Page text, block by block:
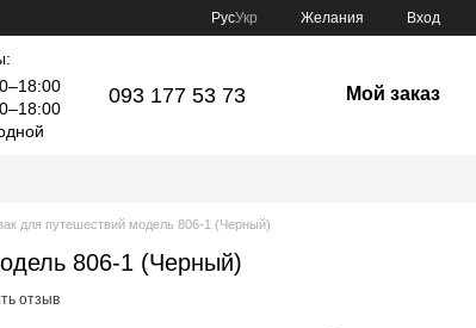
РусУкр Желания Вход
093 177 53 73 Мой заказ
для путешествий модель 806-1 (Черный)
806-1 (Черный)
отзыв